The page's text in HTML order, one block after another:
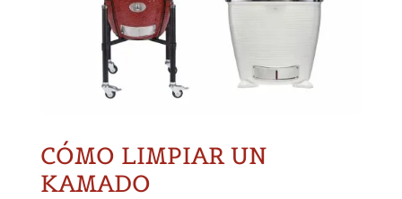
CÓMO LIMPIAR UN
KAMADO